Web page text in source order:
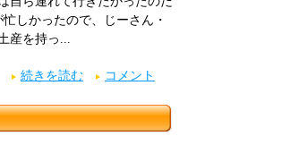
しかったので、じーさん・
産を持っ...
続きを読む コメント